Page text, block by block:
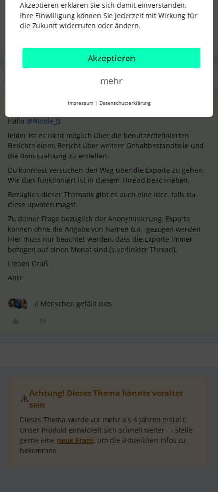
bonus berichte Gehalt gehaltsbestandteil
ANTWORT Forum|Forum|4 years ago
Hallo @Nicole_B,
leider ist es nicht möglich über die benutzerdefinierten
Berichte einen Bericht über weitere Gehaltbestandteile und
die Bonuszahlung zu erstellen.
Du könntest versuchen den Weg über die Exporte zu gehen.
Wie dies funktioniert ist in diesem Thread beschrieben.
Bezüglich dieser Thematik gibt es auch eine Idee, falls du
diese upvoten magst.
Zu deiner Frage bezüglich der Anonymisierung: Exporte
können ohne die Angabe von Namen o.ä. gezogen werden.
Hier muss nur beachtet werden, dass die Exporte immer
bezogen auf einen Monat sind (s.verlinkter Thread).
Lieben Gruß
Anke
4 Menschen gefällt dies
⚠️Achtung! Dieses Thema könnte veraltet
sein
Dieses Thema wurde vor mehr als 4 Jahren erstellt.
Unser Produkt entwickelt sich schnell weiter — stelle
gerne eine neue Frage, um die aktuellsten Infos zu
bekommen.
Akzeptieren erklären Sie sich damit einverstanden.
Ihre Einwilligung können Sie jederzeit mit Wirkung für
die Zukunft widerrufen oder ändern.
Akzeptieren
mehr
Impressum | Datenschutzerklärung